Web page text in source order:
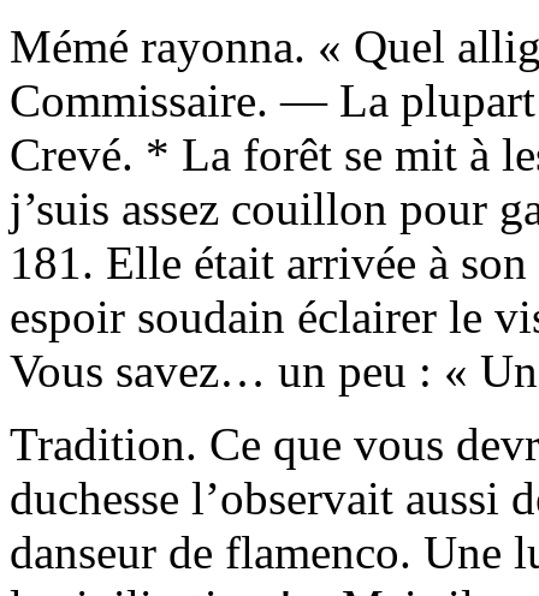
Mémé rayonna. « Quel
Commissaire. — La plupart
Crevé. * La forêt se mit à
j’suis assez couillon pour
181. Elle était arrivée à
espoir soudain éclairer le
Vous savez… un peu : «
Tradition. Ce que vous
duchesse l’observait aussi
danseur de flamenco. Une